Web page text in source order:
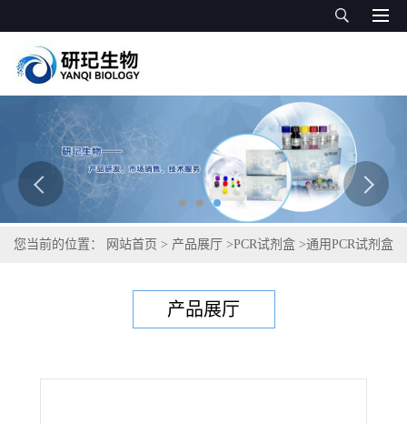
您当前的位置： 网站首页 > 产品展厅 >PCR试剂盒 >通用PCR试剂盒
产品展厅